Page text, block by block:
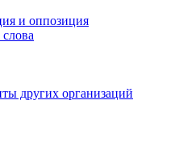
и оппозиция
других организаций